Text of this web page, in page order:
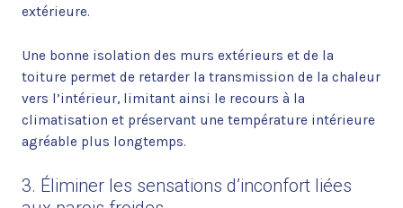
extérieure.
Une bonne isolation des murs extérieurs et de la
toiture permet de retarder la transmission de la chaleur
vers l’intérieur, limitant ainsi le recours à la
climatisation et préservant une température intérieure
agréable plus longtemps.
3. Éliminer les sensations d’inconfort liées